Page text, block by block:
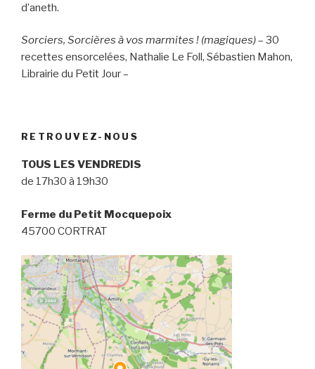
d’aneth.
Sorciers, Sorcières à vos marmites ! (magiques)– 30
recettes ensorcelées, Nathalie Le Foll, Sébastien Mahon,
Librairie du Petit Jour –
RETROUVEZ-NOUS
TOUS LES VENDREDIS
de 17h30 à 19h30
Ferme du Petit Mocquepoix
45700 CORTRAT